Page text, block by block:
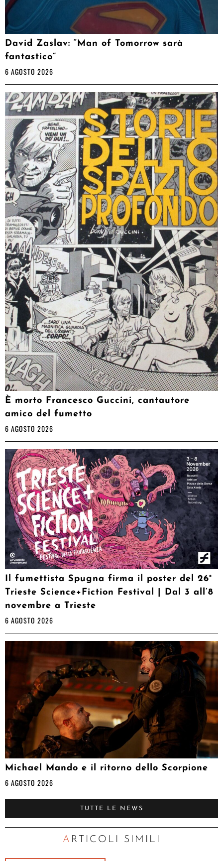
David Zaslav: “Man of Tomorrow sarà
fantastico”
6 AGOSTO 2026
È morto Francesco Guccini, cantautore
amico del fumetto
6 AGOSTO 2026
Il fumettista Spugna firma il poster del 26°
Trieste Science+Fiction Festival | Dal 3 all’8
novembre a Trieste
6 AGOSTO 2026
Michael Mando e il ritorno dello Scorpione
6 AGOSTO 2026
TUTTE LE NEWS
ARTICOLI SIMILI